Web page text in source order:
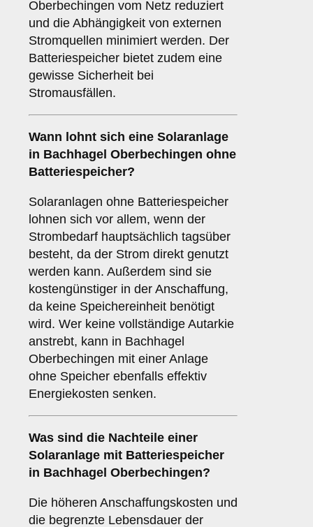
Oberbechingen vom Netz reduziert
und die Abhängigkeit von externen
Stromquellen minimiert werden. Der
Batteriespeicher bietet zudem eine
gewisse Sicherheit bei
Stromausfällen.
Wann lohnt sich eine Solaranlage
in Bachhagel Oberbechingen ohne
Batteriespeicher?
Solaranlagen ohne Batteriespeicher
lohnen sich vor allem, wenn der
Strombedarf hauptsächlich tagsüber
besteht, da der Strom direkt genutzt
werden kann. Außerdem sind sie
kostengünstiger in der Anschaffung,
da keine Speichereinheit benötigt
wird. Wer keine vollständige Autarkie
anstrebt, kann in Bachhagel
Oberbechingen mit einer Anlage
ohne Speicher ebenfalls effektiv
Energiekosten senken.
Was sind die Nachteile einer
Solaranlage mit Batteriespeicher
in Bachhagel Oberbechingen?
Die höheren Anschaffungskosten und
die begrenzte Lebensdauer der